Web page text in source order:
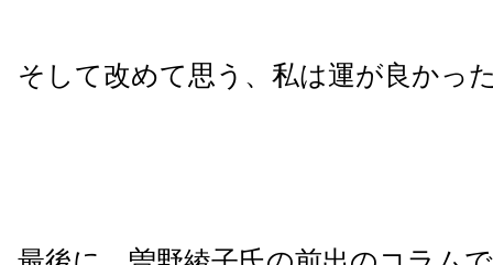
そして改めて思う、私は運が良かっ